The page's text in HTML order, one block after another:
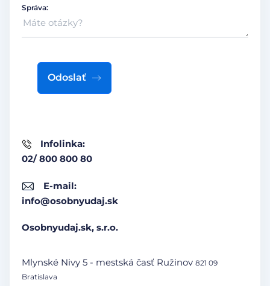
Infolinka:
02/ 800 800 80
E-mail:
info@osobnyudaj.sk
Osobnyudaj.sk, s.r.o.
Mlynské Nivy 5 - mestská časť Ružinov 821 09
Bratislava
Správa:
Odoslať